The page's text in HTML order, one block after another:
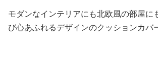
モダンなインテリアにも北欧風の部屋に
び心あふれるデザインのクッションカバ